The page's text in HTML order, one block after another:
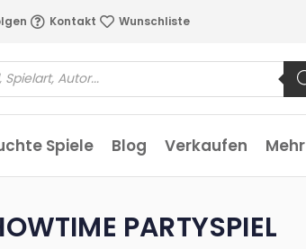
Kontakt Wunschliste
Spiele Blog Verkaufen Mehr
PARTYSPIEL